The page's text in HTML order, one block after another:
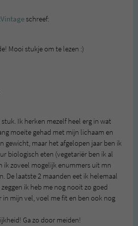
schreef:
Mooi stukje om te lezen :)
Ik herken mezelf heel erg in wat
moeite gehad met mijn lichaam en
gewicht, maar het afgelopen jaar ben ik
biologisch eten (vegetariër ben ik al
ik zoveel mogelijk enummers uit mn
De laatste 2 maanden eet ik helemaal
ik heb me nog nooit zo goed
mijn vel, voel me fit en ben ook nog
Ga zo door meiden!